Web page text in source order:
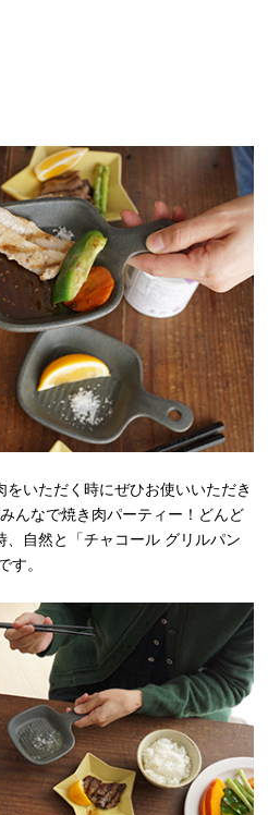
いただく時にぜひお使いいただき
んなで焼き肉パーティー！どんど
、自然と「チャコール グリルパン
す。